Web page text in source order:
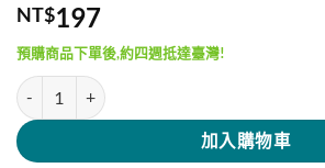
NT$197
預購商品下單後,約四週抵達臺灣!
Abtei Magen-Darm Entspannung 數量
加入購物車